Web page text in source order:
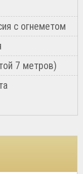
с огнеметом
7 метров)